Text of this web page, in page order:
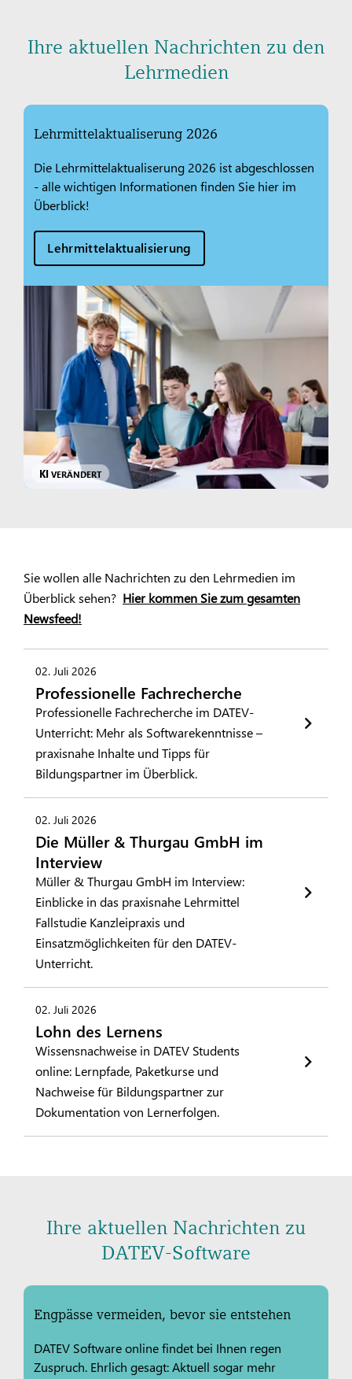
Ihre aktuellen Nachrichten zu den
Lehrmedien
Lehrmittelaktualiserung 2026
Die Lehrmittelaktualiserung 2026 ist abgeschlossen
- alle wichtigen Informationen finden Sie hier im
Überblick!
Lehrmittelaktualisierung
KI VERÄNDERT
Sie wollen alle Nachrichten zu den Lehrmedien im
Überblick sehen? Hier kommen Sie zum gesamten
Newsfeed!
02. Juli 2026
Professionelle Fachrecherche
Professionelle Fachrecherche im DATEV-
Unterricht: Mehr als Softwarekenntnisse –
praxisnahe Inhalte und Tipps für
Bildungspartner im Überblick.
02. Juli 2026
Die Müller & Thurgau GmbH im
Interview
Müller & Thurgau GmbH im Interview:
Einblicke in das praxisnahe Lehrmittel
Fallstudie Kanzleipraxis und
Einsatzmöglichkeiten für den DATEV-
Unterricht.
02. Juli 2026
Lohn des Lernens
Wissensnachweise in DATEV Students
online: Lernpfade, Paketkurse und
Nachweise für Bildungspartner zur
Dokumentation von Lernerfolgen.
Ihre aktuellen Nachrichten zu
DATEV-Software
Engpässe vermeiden, bevor sie entstehen
DATEV Software online findet bei Ihnen regen
Zuspruch. Ehrlich gesagt: Aktuell sogar mehr